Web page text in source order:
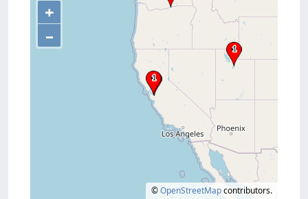
+
–
©OpenStreetMapcontributors.